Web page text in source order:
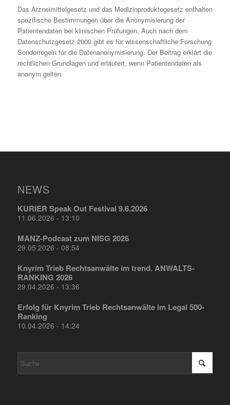
Das Arzneimittelgesetz und das Medizinproduktegesetz enthalten
spezifische Bestimmungen über die Anonymisierung der
Patientendaten bei klinischen Prüfungen. Auch nach dem
Datenschutzgesetz 2000 gibt es für wissenschaftliche Forschung
Sonderregeln für die Datenanonymisierung. Der Beitrag erklärt die
rechtlichen Grundlagen und erläutert, wenn Patientendaten als
anonym gelten.
NEWS
KURIER Speak Out Festival 9.6.2026
11.06.2026 - 13:10
MANZ-Podcast zum NISG 2026
29.05.2026 - 08:54
Knyrim Trieb Rechtsanwälte im trend. ANWALTS-
RANKING 2026
29.04.2026 - 13:36
Erfolg für Knyrim Trieb Rechtsanwälte im Legal 500-
Ranking
10.04.2026 - 14:24